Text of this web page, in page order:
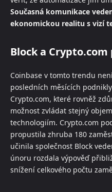
Současná komunikace
ekonomickou realitu s vizí
Block a
Coinbase v tomto trendu
posledních měsících
Crypto.com, které rovněž
možnost zvládat stejný
technologiím. Crypto.com
propustila zhruba 180
učinila společnost Block
únoru rozdala výpověď
snížení celkového počtu